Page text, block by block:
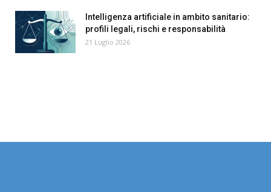
Intelligenza artificiale in ambito sanitario:
profili legali, rischi e responsabilità
21 Luglio 2026